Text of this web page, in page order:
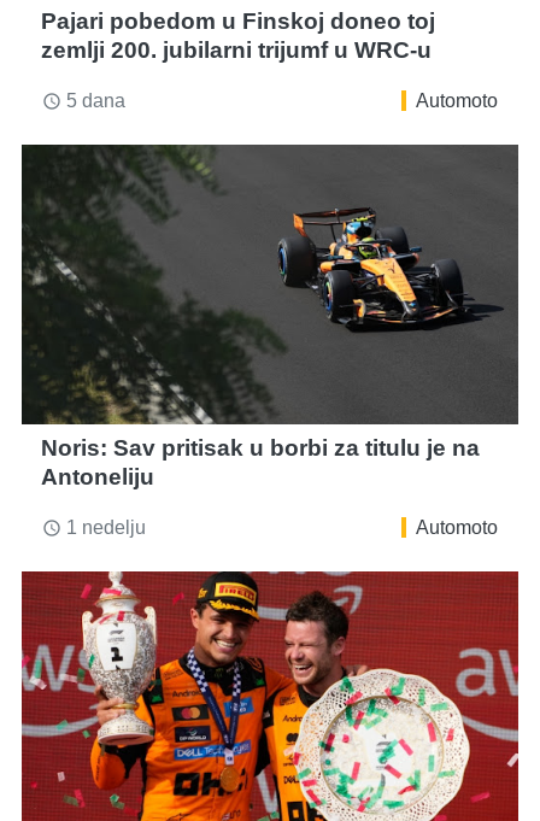
Pajari pobedom u Finskoj doneo toj
zemlji 200. jubilarni trijumf u WRC-u
access_time 5 dana Automoto
Noris: Sav pritisak u borbi za titulu je na
Antoneliju
access_time 1 nedelju Automoto